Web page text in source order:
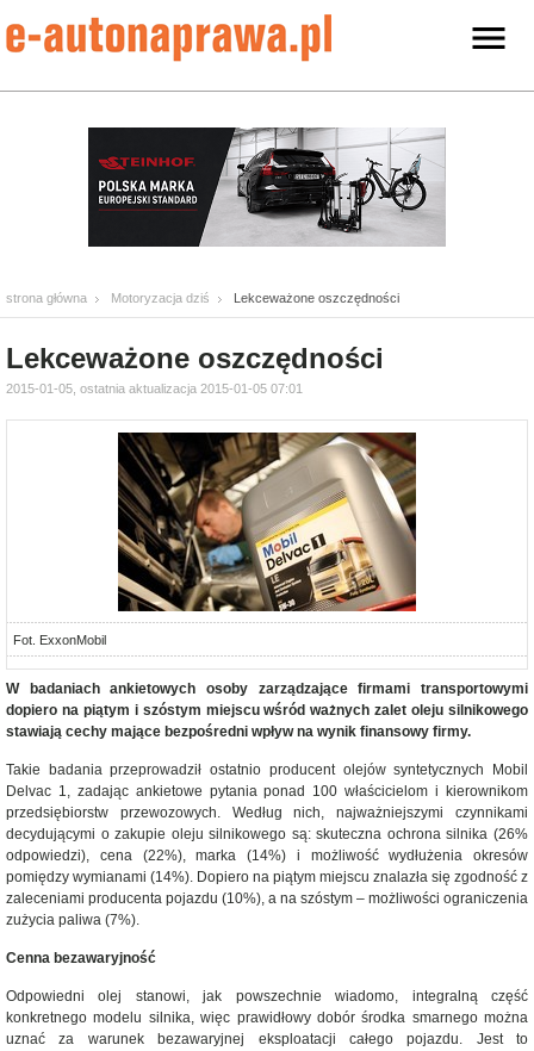
strona główna Motoryzacja dziś Lekceważone oszczędności
Lekceważone oszczędności
2015-01-05, ostatnia aktualizacja 2015-01-05 07:01
Fot. ExxonMobil
W badaniach ankietowych osoby zarządzające firmami transportowymi
dopiero na piątym i szóstym miejscu wśród ważnych zalet oleju silnikowego
stawiają cechy mające bezpośredni wpływ na wynik finansowy firmy.
Takie badania przeprowadził ostatnio producent olejów syntetycznych Mobil
Delvac 1, zadając ankietowe pytania ponad 100 właścicielom i kierownikom
przedsiębiorstw przewozowych. Według nich, najważniejszymi czynnikami
decydującymi o zakupie oleju silnikowego są: skuteczna ochrona silnika (26%
odpowiedzi), cena (22%), marka (14%) i możliwość wydłużenia okresów
pomiędzy wymianami (14%). Dopiero na piątym miejscu znalazła się zgodność z
zaleceniami producenta pojazdu (10%), a na szóstym – możliwości ograniczenia
zużycia paliwa (7%).
Cenna bezawaryjność
Odpowiedni olej stanowi, jak powszechnie wiadomo, integralną część
konkretnego modelu silnika, więc prawidłowy dobór środka smarnego można
uznać za warunek bezawaryjnej eksploatacji całego pojazdu. Jest to